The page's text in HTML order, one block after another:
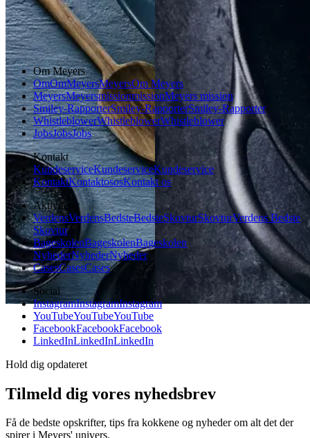
Vintermad
Aftensmad
Om Meyers
OmOmMeyersMeyersOm Meyers
MeyersMeyersmissionmissionMeyers mission
Smiley-RapporterSmiley-RapporterSmiley-Rapporter
WhistleblowerWhistleblowerWhistleblower
JobsJobsJobs
Kontakt
KundeserviceKundeserviceKundeservice
KontaktKontaktososKontakt os
Aktiviteter
VerdensVerdensBedsteBedsteSkovturSkovturVerdens Bedste
Skovtur
BageskolenBageskolenBageskolen
NyhederNyhederNyheder
CasesCasesCases
Social
InstagramInstagramInstagram
YouTubeYouTubeYouTube
FacebookFacebookFacebook
LinkedInLinkedInLinkedIn
Hold dig opdateret
Tilmeld dig vores nyhedsbrev
Få de bedste opskrifter, tips fra kokkene og nyheder om alt det der
spirer i Meyers' univers.